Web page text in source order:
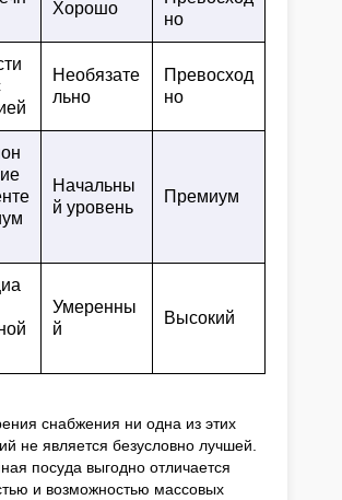
Хорошо
но
Необязате
льно
Превосход
но
Начальны
й уровень
Премиум
Умеренны
й
Высокий
снабжения ни одна из этих
не является безусловно лучшей.
посуда выгодно отличается
и возможностью массовых